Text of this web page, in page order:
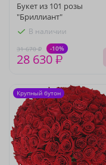
Букет из 101 розы
"Бриллиант"
В наличии
31 670 ₽ -10%
28 630 ₽
Крупный бутон